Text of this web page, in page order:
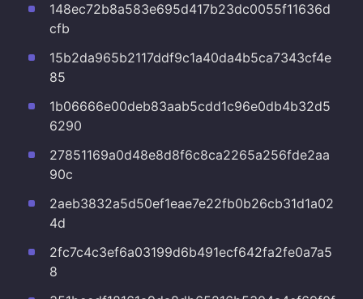
148ec72b8a583e695d417b23dc0055f11636d
cfb
15b2da965b2117ddf9c1a40da4b5ca7343cf4e
85
1b06666e00deb83aab5cdd1c96e0db4b32d5
6290
27851169a0d48e8d8f6c8ca2265a256fde2aa
90c
2aeb3832a5d50ef1eae7e22fb0b26cb31d1a02
4d
2fc7c4c3ef6a03199d6b491ecf642fa2fe0a7a5
8